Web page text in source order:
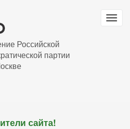
Российской
партии
сайта!